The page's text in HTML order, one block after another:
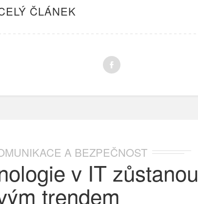
ČLÁNEK
A BEZPEČNOST
v IT zůstanou
trendem